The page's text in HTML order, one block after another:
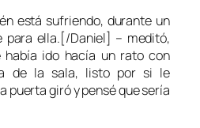
está sufriendo, durante un
para ella.[/Daniel] – meditó,
había ido hacía un rato con
de la sala, listo por si le
puerta giró y pensé que sería